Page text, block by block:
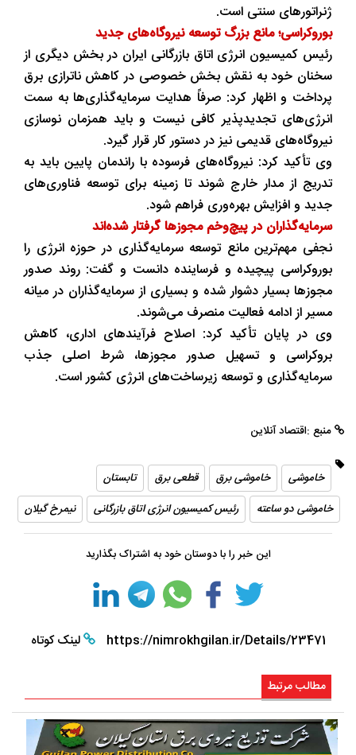
ژنراتورهای سنتی است.
بوروکراسی؛ مانع بزرگ توسعه نیروگاه‌های جدید
رئیس کمیسیون انرژی اتاق بازرگانی ایران در بخش دیگری از
سخنان خود به نقش بخش خصوصی در کاهش ناترازی برق
پرداخت و اظهار کرد: صرفاً هدایت سرمایه‌گذاری‌ها به سمت
انرژی‌های تجدیدپذیر کافی نیست و باید همزمان نوسازی
نیروگاه‌های قدیمی نیز در دستور کار قرار گیرد.
وی تأکید کرد: نیروگاه‌های فرسوده با راندمان پایین باید به
تدریج از مدار خارج شوند تا زمینه برای توسعه فناوری‌های
جدید و افزایش بهره‌وری فراهم شود.
سرمایه‌گذاران در پیچ‌وخم مجوزها گرفتار شده‌اند
نجفی مهم‌ترین مانع توسعه سرمایه‌گذاری در حوزه انرژی را
بوروکراسی پیچیده و فرساینده دانست و گفت: روند صدور
مجوزها بسیار دشوار شده و بسیاری از سرمایه‌گذاران در میانه
مسیر از ادامه فعالیت منصرف می‌شوند.
وی در پایان تأکید کرد: اصلاح فرآیندهای اداری، کاهش
بروکراسی و تسهیل صدور مجوزها، شرط اصلی جذب
سرمایه‌گذاری و توسعه زیرساخت‌های انرژی کشور است.
منبع :اقتصاد آنلاین
خاموشی خاموشی برق قطعی برق
تابستان
خاموشی دو ساعته
رئیس کمیسیون انرژی اتاق بازرگانی نیمرخ گیلان
این خبر را با دوستان خود به اشتراک بگذارید
https://nimrokhgilan.ir/Details/23471 لینک کوتاه
مطالب مرتبط